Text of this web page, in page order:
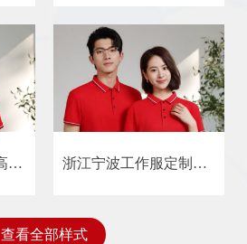
文化衫定制-专业的高品质文化衫厂家来恩凯娅文化衫厂33年专业文化衫定制 浙江宁波工作服定制夏季团建T恤广告衫文化衫POLO衫工装订做短袖衣服印字logo
查看全部样式